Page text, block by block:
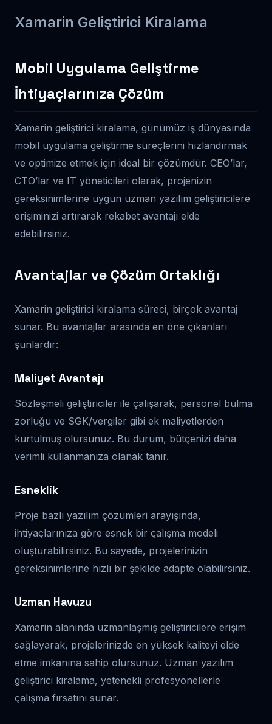
Xamarin Geliştirici Kiralama
Mobil Uygulama Geliştirme
İhtiyaçlarınıza Çözüm
Xamarin geliştirici kiralama, günümüz iş dünyasında
mobil uygulama geliştirme süreçlerini hızlandırmak
ve optimize etmek için ideal bir çözümdür. CEO’lar,
CTO’lar ve IT yöneticileri olarak, projenizin
gereksinimlerine uygun uzman yazılım geliştiricilere
erişiminizi artırarak rekabet avantajı elde
edebilirsiniz.
Avantajlar ve Çözüm Ortaklığı
Xamarin geliştirici kiralama süreci, birçok avantaj
sunar. Bu avantajlar arasında en öne çıkanları
şunlardır:
Maliyet Avantajı
Sözleşmeli geliştiriciler ile çalışarak, personel bulma
zorluğu ve SGK/vergiler gibi ek maliyetlerden
kurtulmuş olursunuz. Bu durum, bütçenizi daha
verimli kullanmanıza olanak tanır.
Esneklik
Proje bazlı yazılım çözümleri arayışında,
ihtiyaçlarınıza göre esnek bir çalışma modeli
oluşturabilirsiniz. Bu sayede, projelerinizin
gereksinimlerine hızlı bir şekilde adapte olabilirsiniz.
Uzman Havuzu
Xamarin alanında uzmanlaşmış geliştiricilere erişim
sağlayarak, projelerinizde en yüksek kaliteyi elde
etme imkanına sahip olursunuz. Uzman yazılım
geliştirici kiralama, yetenekli profesyonellerle
çalışma fırsatını sunar.